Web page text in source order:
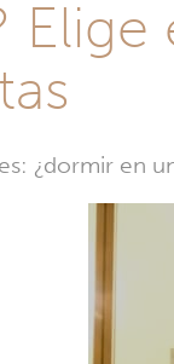
¿dormir en